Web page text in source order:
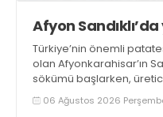
Afyon
Türkiye’nin önemli
olan Afyonkarahisar’ın
sökümü başlarken,
yaklaşık 2 ay olması ve
Sandıklı patatesinin
06 Ağustos 2026